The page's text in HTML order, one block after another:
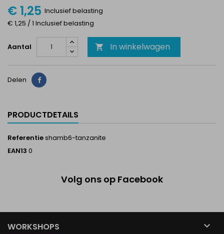
€ 1,25 Inclusief belasting
€ 1,25 / 1 Inclusief belasting
Aantal  In winkelwagen
Delen Delen
PRODUCTDETAILS
Referentieshamb6-tanzanite
EAN13 0
Volg ons op Facebook
WORKSHOPS 